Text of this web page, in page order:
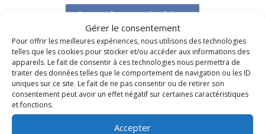
Gérer le consentement
Pour offrir les meilleures expériences, nous utilisons des technologies
telles que les cookies pour stocker et/ou accéder aux informations des
appareils. Le fait de consentir à ces technologies nous permettra de
traiter des données telles que le comportement de navigation ou les ID
uniques sur ce site. Le fait de ne pas consentir ou de retirer son
consentement peut avoir un effet négatif sur certaines caractéristiques
et fonctions.
Accepter
Demander une mise à jour